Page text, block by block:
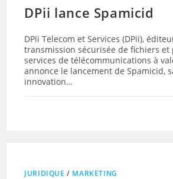
DPii lance Spamicid
DPii Telecom et Services (DPii),
transmission sécurisée de fichiers et
services de télécommunications à
annonce le lancement de Spamicid,
innovation…
JURIDIQUE / MARKETING